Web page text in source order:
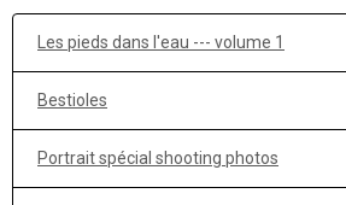
Les pieds dans l'eau --- volume 1
Bestioles
Portrait spécial shooting photos